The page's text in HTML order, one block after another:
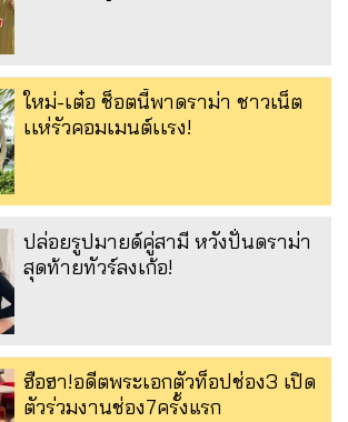
ใหม่-เต๋อ ช็อตนี้พาดราม่า ชาวเน็ต
เเห่รัวคอมเมนต์เเรง!
ปล่อยรูปมายด์คู่สามี หวังปั่นดราม่า
สุดท้ายทัวร์ลงเก้อ!
ฮือฮา!อดีตพระเอกตัวท็อปช่อง3 เปิด
ตัวร่วมงานช่อง7ครั้งแรก